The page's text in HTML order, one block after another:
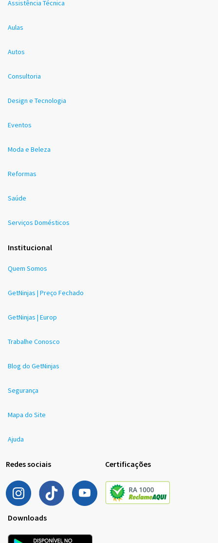
Assistência Técnica
Aulas
Autos
Consultoria
Design e Tecnologia
Eventos
Moda e Beleza
Reformas
Saúde
Serviços Domésticos
Institucional
Quem Somos
GetNinjas | Preço Fechado
GetNinjas | Europ
Trabalhe Conosco
Blog do GetNinjas
Segurança
Mapa do Site
Ajuda
Redes sociais Certificações
Downloads